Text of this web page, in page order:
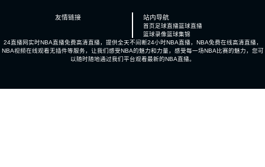
友情链接 站内导航
首页足球直播篮球直播
篮球录像篮球集锦
24直播网实时NBA直播免费高清直播，提供全天不间断24小时NBA直播，NBA免费在线高清直播，
NBA视频在线观看无插件等服务，让我们感受NBA的魅力和力量，感受每一场NBA比赛的魅力，您可
以随时随地通过我们平台观看最新的NBA直播。